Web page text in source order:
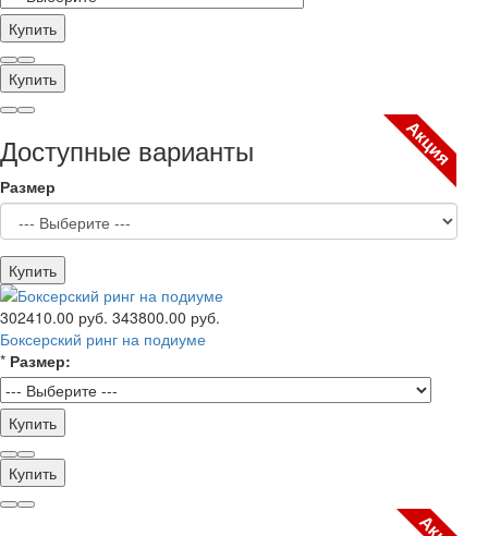
Купить
Купить
Доступные варианты
Размер
Купить
Акция
302410.00 руб. 343800.00 руб.
Боксерский ринг на подиуме
* Размер:
Купить
Купить